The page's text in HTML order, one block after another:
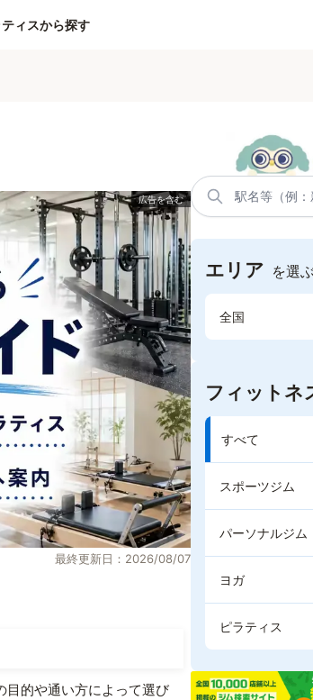
ティスから探す
最終更新日：2026/08/07
目的や通い方によって選び
エリア を選
全国
フィットネ
すべて
スポーツジム
パーソナルジム
ヨガ
ピラティス